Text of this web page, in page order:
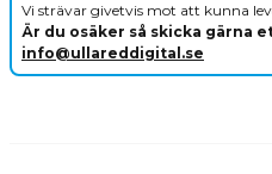
Vi strävar givetvis mot att kunna
Är du osäker så skicka gärna
info@ullareddigital.se